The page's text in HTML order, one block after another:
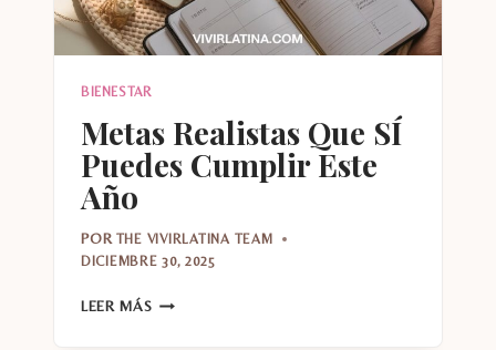
BIENESTAR
Metas Realistas Que SÍ
Puedes Cumplir Este
Año
POR THE VIVIRLATINA TEAM
DICIEMBRE 30, 2025
LEER MÁS METAS